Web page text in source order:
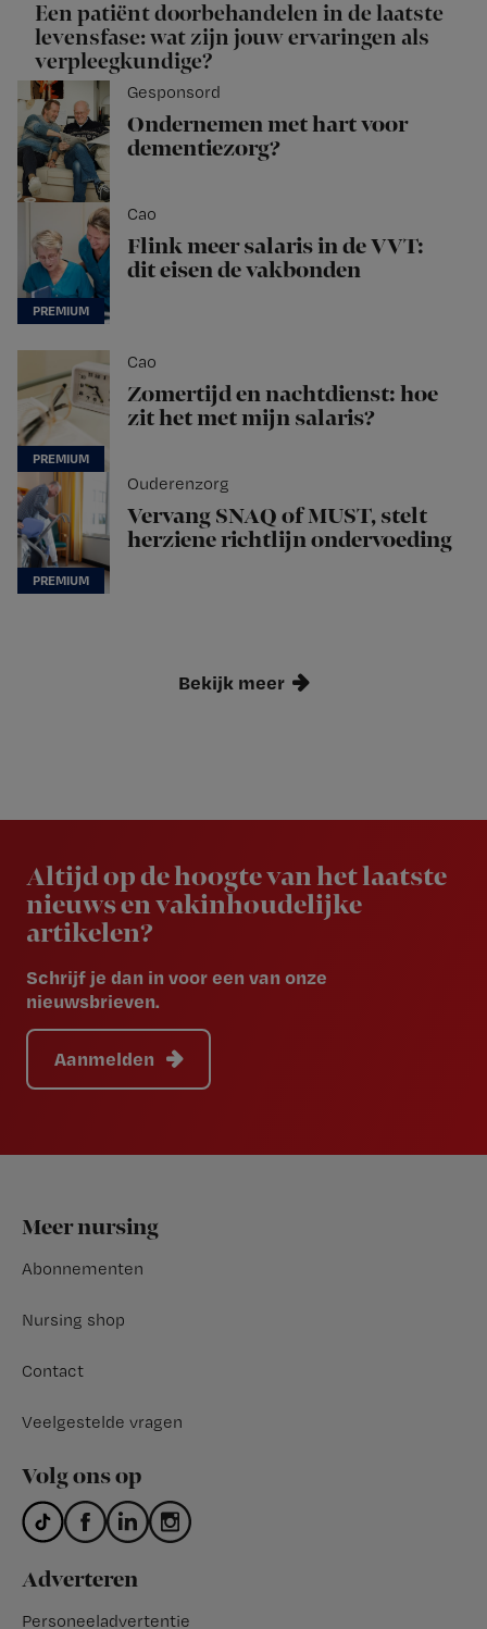
Een patiënt doorbehandelen in de laatste
levensfase: wat zijn jouw ervaringen als
verpleegkundige?
Gesponsord
Ondernemen met hart voor
dementiezorg?
Cao
Flink meer salaris in de VVT:
dit eisen de vakbonden
Cao
Zomertijd en nachtdienst: hoe
zit het met mijn salaris?
Ouderenzorg
Vervang SNAQ of MUST, stelt
herziene richtlijn ondervoeding
Bekijk meer
Altijd op de hoogte van het laatste
nieuws en vakinhoudelijke
artikelen?
Schrijf je dan in voor een van onze
nieuwsbrieven.
Aanmelden
Footer
Meer nursing
Abonnementen
Nursing shop
Contact
Veelgestelde vragen
Volg ons op
Adverteren
Personeeladvertentie